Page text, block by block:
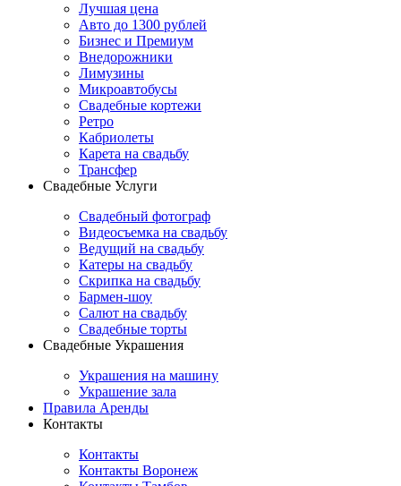
Лучшая цена
Авто до 1300 рублей
Бизнес и Премиум
Внедорожники
Лимузины
Микроавтобусы
Свадебные кортежи
Ретро
Кабриолеты
Карета на свадьбу
Трансфер
Свадебные Услуги
Свадебный фотограф
Видеосъемка на свадьбу
Ведущий на свадьбу
Катеры на свадьбу
Скрипка на свадьбу
Бармен-шоу
Салют на свадьбу
Свадебные торты
Свадебные Украшения
Украшения на машину
Украшение зала
Правила Аренды
Контакты
Контакты
Контакты Воронеж